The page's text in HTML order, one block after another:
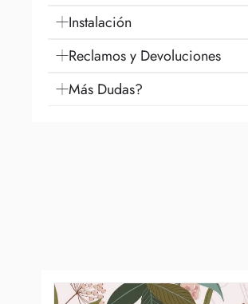
Instalación
Reclamos y Devoluciones
Más Dudas?